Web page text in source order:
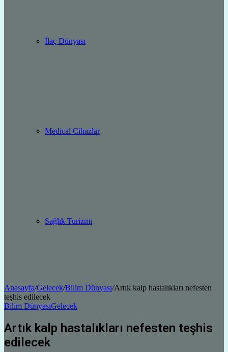
İlaç Dünyası
Medical Cihazlar
Sağlık Turizmi
Anasayfa/Gelecek/Bilim Dünyası/Artık kalp hastalıkları nefesten
teşhis edilecek
Bilim DünyasıGelecek
Artık kalp hastalıkları nefesten teşhis
edilecek